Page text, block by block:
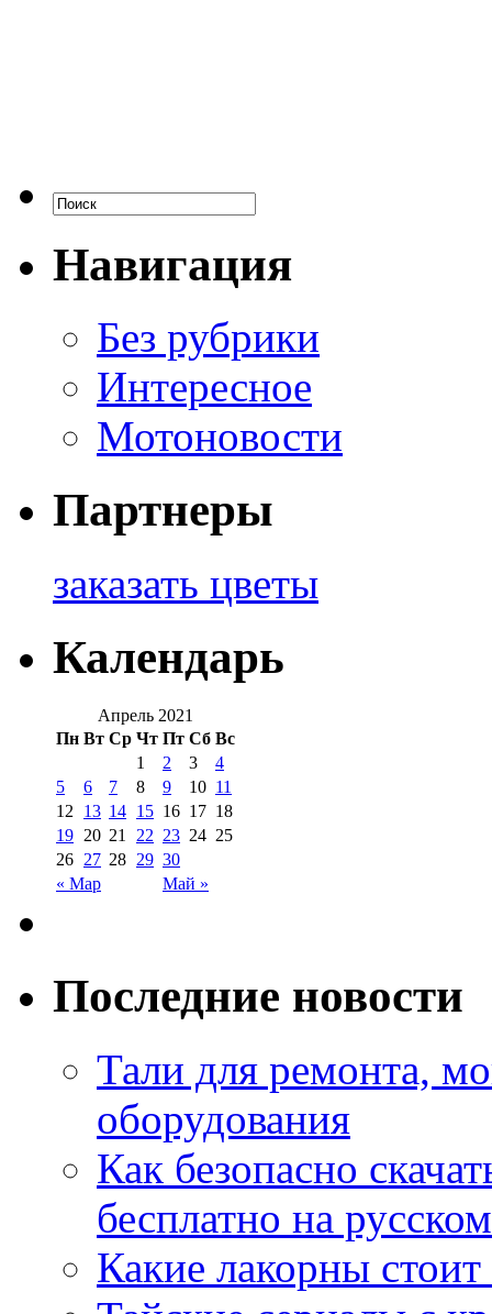
Навигация
Без рубрики
Интересное
Мотоновости
Партнеры
заказать цветы
Календарь
Апрель 2021
Пн Вт Ср Чт Пт Сб Вс
« Мар Май »
1 2 3
4
5
6 7 8 9 10 11
12
13 14 15 16 17 18
19 20 21 22 23 24 25
26 27 28 29 30
Последние новости
Тали для ремонта,
оборудования
Как безопасно
бесплатно на
Какие лакорны